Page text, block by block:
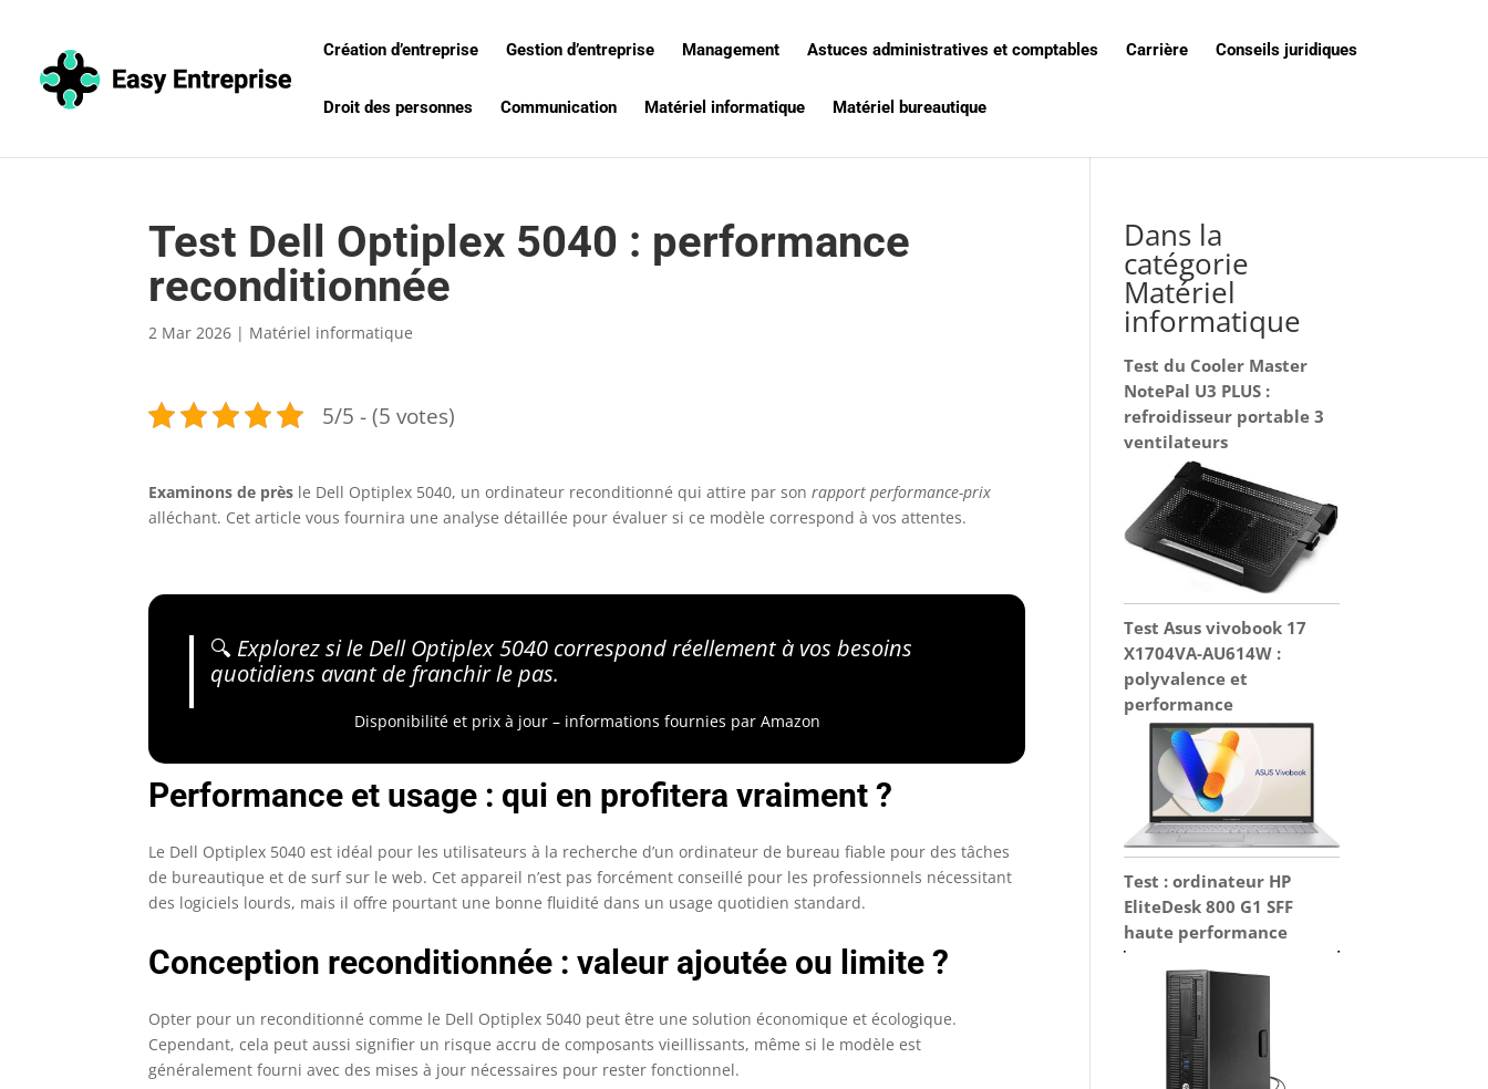
Création d’entreprise Gestion d’entreprise Management Astuces administratives et comptables Carrière Conseils juridiques
Droit des personnes Communication Matériel informatique Matériel bureautique
Test Dell Optiplex 5040 : performance
reconditionnée
2 Mar 2026 | Matériel informatique
5/5 - (5 votes)
Examinons de près le Dell Optiplex 5040, un ordinateur reconditionné qui attire par sonrapport performance-prix
alléchant. Cet article vous fournira une analyse détaillée pour évaluer si ce modèle correspond à vos attentes.
🔍 Explorez si le Dell Optiplex 5040 correspond réellement à vos besoins
quotidiens avant de franchir le pas.
Disponibilité et prix à jour – informations fournies par Amazon
Performance et usage : qui en profitera vraiment ?
Le Dell Optiplex 5040 est idéal pour les utilisateurs à la recherche d’un ordinateur de bureau fiable pour des tâches
de bureautique et de surf sur le web. Cet appareil n’est pas forcément conseillé pour les professionnels nécessitant
des logiciels lourds, mais il offre pourtant une bonne fluidité dans un usage quotidien standard.
Conception reconditionnée : valeur ajoutée ou limite ?
Opter pour un reconditionné comme le Dell Optiplex 5040 peut être une solution économique et écologique.
Cependant, cela peut aussi signifier un risque accru de composants vieillissants, même si le modèle est
généralement fourni avec des mises à jour nécessaires pour rester fonctionnel.
Dans la
catégorie
Matériel
informatique
Test du Cooler Master
NotePal U3 PLUS :
refroidisseur portable 3
ventilateurs
Test Asus vivobook 17
X1704VA-AU614W :
polyvalence et
performance
Test : ordinateur HP
EliteDesk 800 G1 SFF
haute performance